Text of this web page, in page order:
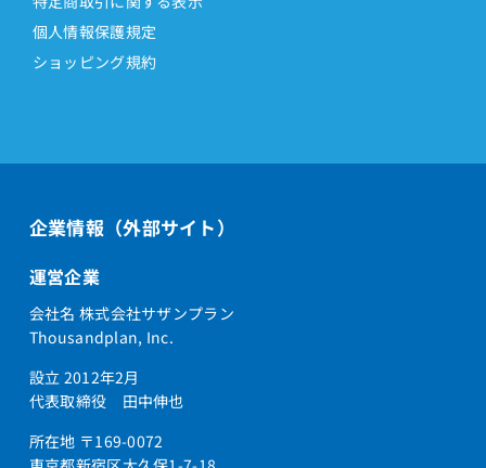
個人情報保護規定
ショッピング規約
企業情報（外部サイト）
運営企業
会社名 株式会社サザンプラン
Thousandplan, Inc.
設立 2012年2月
代表取締役 田中伸也
所在地 〒169-0072